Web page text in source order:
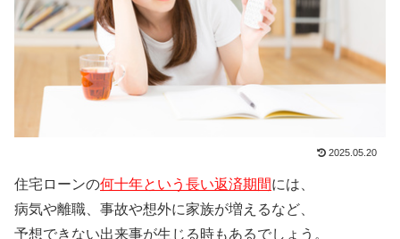
2025.05.20
住宅ローンの何十年という長い返済期間には、
病気や離職、事故や想外に家族が増えるなど、
予想できない出来事が生じる時もあるでしょう。